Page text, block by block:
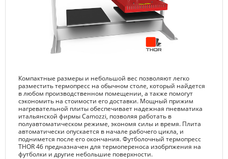
Компактные размеры и небольшой вес позволяют легко
разместить термопресс на обычном столе, который найдется
в любом производственном помещении, а также помогут
сэкономить на стоимости его доставки. Мощный прижим
нагревательной плиты обеспечивает надежная пневматика
итальянской фирмы Camozzi, позволяя работать в
полуавтоматическом режиме, экономя силы и время. Плита
автоматически опускается в начале рабочего цикла, и
поднимется после его окончания. Футболочный термопресс
THOR 46 предназначен для термопереноса изобрпжения на
футболки и другие небольшие поверхности.